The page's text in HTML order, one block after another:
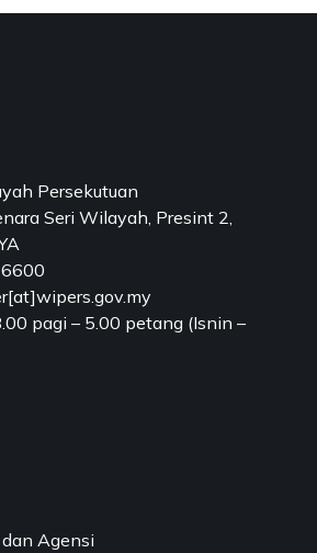
Persekutuan
Seri Wilayah, Presint 2,
pagi – 5.00 petang (Isnin –
Agensi